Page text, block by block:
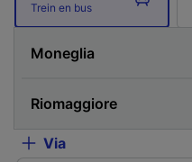
Trein en bus
Via